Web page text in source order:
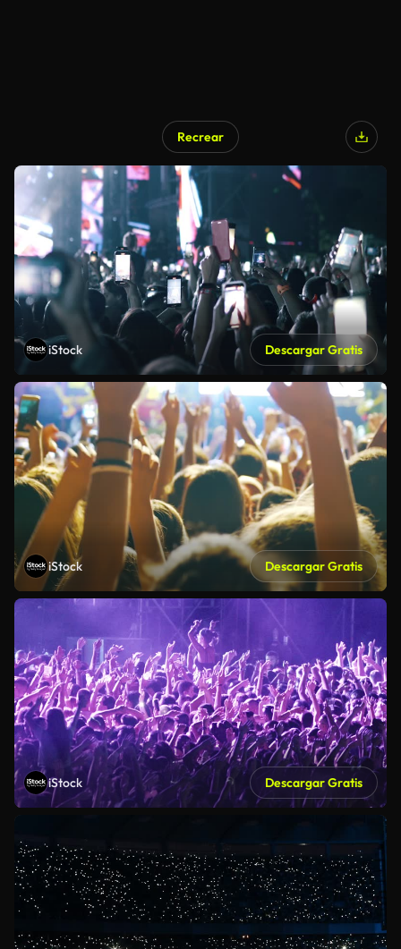
Recrear
iStock Descargar Gratis
iStock Descargar Gratis
iStock Descargar Gratis